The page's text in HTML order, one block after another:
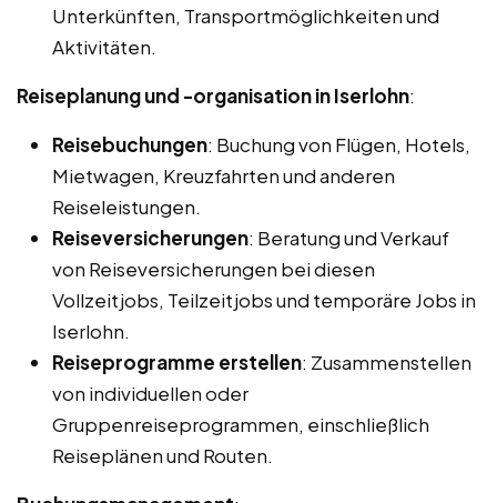
Unterkünften, Transportmöglichkeiten und
Aktivitäten.
Reiseplanung und -organisation in Iserlohn:
Reisebuchungen: Buchung von Flügen, Hotels,
Mietwagen, Kreuzfahrten und anderen
Reiseleistungen.
Reiseversicherungen: Beratung und Verkauf
von Reiseversicherungen bei diesen
Vollzeitjobs, Teilzeitjobs und temporäre Jobs in
Iserlohn.
Reiseprogramme erstellen: Zusammenstellen
von individuellen oder
Gruppenreiseprogrammen, einschließlich
Reiseplänen und Routen.